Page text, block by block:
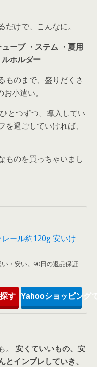
けで、こんなに。
ューブ ・ステム ・夏用
ルホルダー
ものまで、盛りだくさ
小遣い。
とつずつ、導入してい
過ごしていければ、
ものを買っちゃいまし
ール約120g 安いけ
・安い。90日の返品保証
す Yahooショッピング
。 安くていいもの、安
インプレしていき、